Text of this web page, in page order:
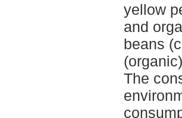
yellow
and
beans
The